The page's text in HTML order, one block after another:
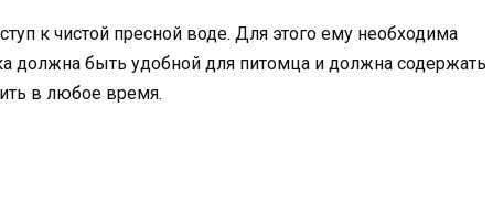
к чистой пресной воде. Для этого ему необходима
должна быть удобной для питомца и должна содержать
в любое время.